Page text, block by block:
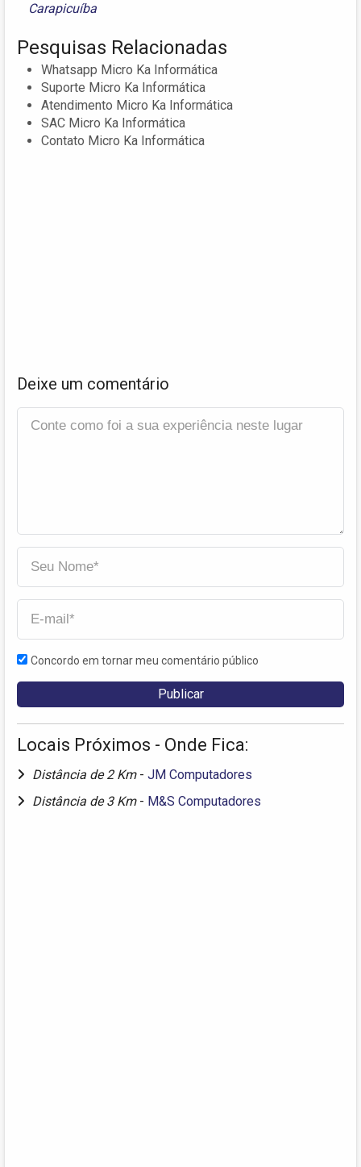
Carapicuíba
Pesquisas Relacionadas
Whatsapp Micro Ka Informática
Suporte Micro Ka Informática
Atendimento Micro Ka Informática
SAC Micro Ka Informática
Contato Micro Ka Informática
Deixe um comentário
Concordo em tornar meu comentário público
Locais Próximos - Onde Fica:
Distância de 2 Km - JM Computadores
Distância de 3 Km - M&S Computadores